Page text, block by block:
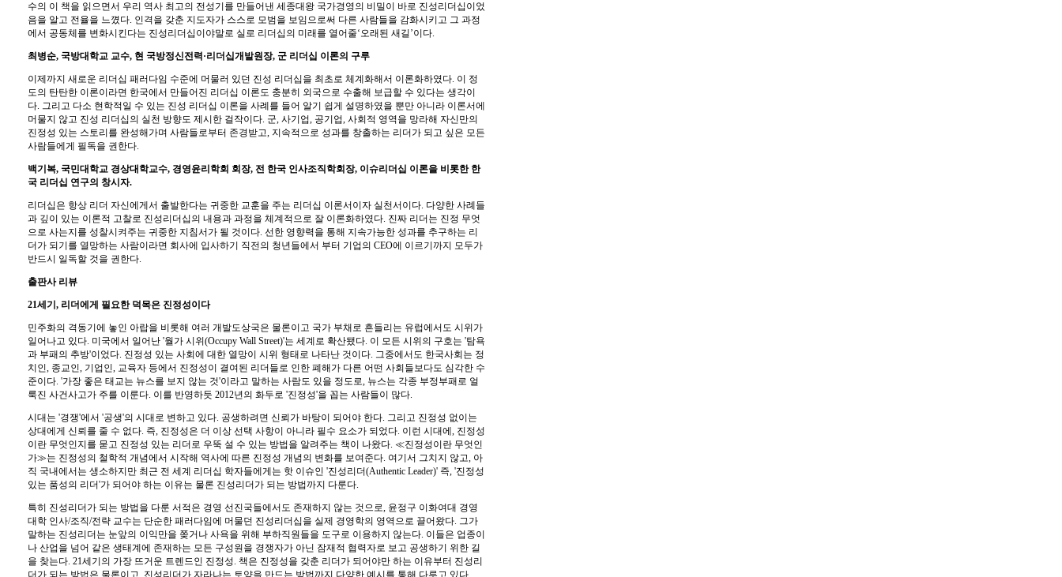
수의 이 책을 읽으면서 우리 역사 최고의 전성기를 만들어낸 세종대왕 국가경영의 비밀이 바로 진성리더십이었
음을 알고 전율을 느꼈다. 인격을 갖춘 지도자가 스스로 모범을 보임으로써 다른 사람들을 감화시키고 그 과정
에서 공동체를 변화시킨다는 진성리더십이야말로 실로 리더십의 미래를 열어줄‘오래된 새길’이다.
최병순, 국방대학교 교수, 현 국방정신전력·리더십개발원장, 군 리더십 이론의 구루
이제까지 새로운 리더십 패러다임 수준에 머물러 있던 진성 리더십을 최초로 체계화해서 이론화하였다. 이 정
도의 탄탄한 이론이라면 한국에서 만들어진 리더십 이론도 충분히 외국으로 수출해 보급할 수 있다는 생각이
다. 그리고 다소 현학적일 수 있는 진성 리더십 이론을 사례를 들어 알기 쉽게 설명하였을 뿐만 아니라 이론서에
머물지 않고 진성 리더십의 실천 방향도 제시한 걸작이다. 군, 사기업, 공기업, 사회적 영역을 망라해 자신만의
진정성 있는 스토리를 완성해가며 사람들로부터 존경받고, 지속적으로 성과를 창출하는 리더가 되고 싶은 모든
사람들에게 필독을 권한다.
백기복, 국민대학교 경상대학교수, 경영윤리학회 회장, 전 한국 인사조직학회장, 이슈리더십 이론을 비롯한 한
국 리더십 연구의 창시자.
리더십은 항상 리더 자신에게서 출발한다는 귀중한 교훈을 주는 리더십 이론서이자 실천서이다. 다양한 사례들
과 깊이 있는 이론적 고찰로 진성리더십의 내용과 과정을 체계적으로 잘 이론화하였다. 진짜 리더는 진정 무엇
으로 사는지를 성찰시켜주는 귀중한 지침서가 될 것이다. 선한 영향력을 통해 지속가능한 성과를 추구하는 리
더가 되기를 열망하는 사람이라면 회사에 입사하기 직전의 청년들에서 부터 기업의 CEO에 이르기까지 모두가
반드시 일독할 것을 권한다.
출판사 리뷰
21세기, 리더에게 필요한 덕목은 진정성이다
민주화의 격동기에 놓인 아랍을 비롯해 여러 개발도상국은 물론이고 국가 부채로 흔들리는 유럽에서도 시위가
일어나고 있다. 미국에서 일어난 '월가 시위(Occupy Wall Street)'는 세계로 확산됐다. 이 모든 시위의 구호는 '탐욕
과 부패의 추방'이었다. 진정성 있는 사회에 대한 열망이 시위 형태로 나타난 것이다. 그중에서도 한국사회는 정
치인, 종교인, 기업인, 교육자 등에서 진정성이 결여된 리더들로 인한 폐해가 다른 어떤 사회들보다도 심각한 수
준이다. '가장 좋은 태교는 뉴스를 보지 않는 것'이라고 말하는 사람도 있을 정도로, 뉴스는 각종 부정부패로 얼
룩진 사건사고가 주를 이룬다. 이를 반영하듯 2012년의 화두로 '진정성'을 꼽는 사람들이 많다.
시대는 '경쟁'에서 '공생'의 시대로 변하고 있다. 공생하려면 신뢰가 바탕이 되어야 한다. 그리고 진정성 없이는
상대에게 신뢰를 줄 수 없다. 즉, 진정성은 더 이상 선택 사항이 아니라 필수 요소가 되었다. 이런 시대에, 진정성
이란 무엇인지를 묻고 진정성 있는 리더로 우뚝 설 수 있는 방법을 알려주는 책이 나왔다. ≪진정성이란 무엇인
가≫는 진정성의 철학적 개념에서 시작해 역사에 따른 진정성 개념의 변화를 보여준다. 여기서 그치지 않고, 아
직 국내에서는 생소하지만 최근 전 세계 리더십 학자들에게는 핫 이슈인 '진성리더(Authentic Leader)' 즉, '진정성
있는 품성의 리더'가 되어야 하는 이유는 물론 진성리더가 되는 방법까지 다룬다.
특히 진성리더가 되는 방법을 다룬 서적은 경영 선진국들에서도 존재하지 않는 것으로, 윤정구 이화여대 경영
대학 인사/조직/전략 교수는 단순한 패러다임에 머물던 진성리더십을 실제 경영학의 영역으로 끌어왔다. 그가
말하는 진성리더는 눈앞의 이익만을 쫒거나 사욕을 위해 부하직원들을 도구로 이용하지 않는다. 이들은 업종이
나 산업을 넘어 같은 생태계에 존재하는 모든 구성원을 경쟁자가 아닌 잠재적 협력자로 보고 공생하기 위한 길
을 찾는다. 21세기의 가장 뜨거운 트렌드인 진정성. 책은 진정성을 갖춘 리더가 되어야만 하는 이유부터 진성리
더가 되는 방법은 물론이고, 진성리더가 자라나는 토양을 만드는 방법까지 다양한 예시를 통해 다루고 있다.